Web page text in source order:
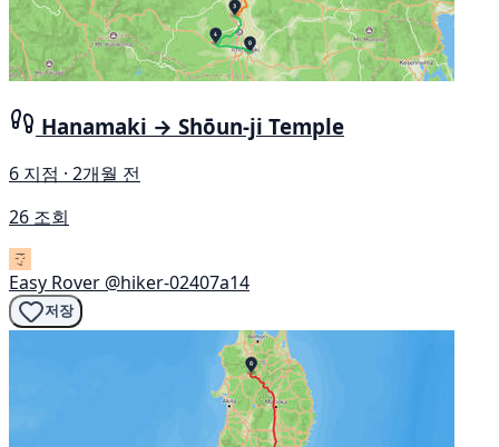
Hanamaki → Shōun-ji Temple
6 지점 · 2개월 전
26 조회
Easy Rover @hiker-02407a14
저장